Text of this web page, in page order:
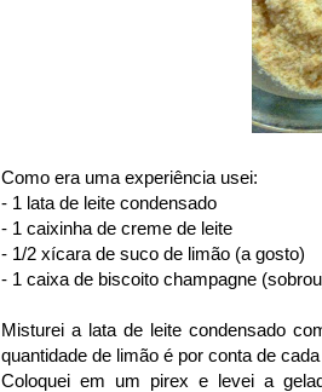
Como era uma experiência usei:
- 1 lata de leite condensado
- 1 caixinha de creme de leite
- 1/2 xícara de suco de limão (a gosto)
- 1 caixa de biscoito champagne
Misturei a lata de leite condensado
quantidade de limão é por conta de
Coloquei em um pirex e levei a